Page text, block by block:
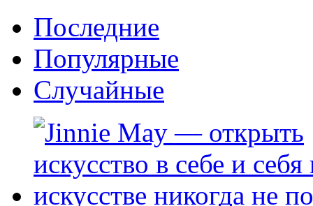
Последние
Популярные
Случайные